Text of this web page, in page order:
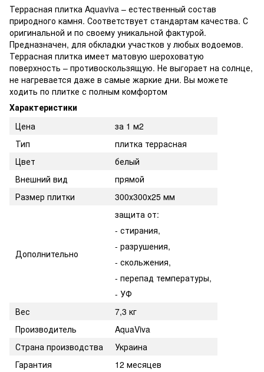
Террасная плитка Aquaviva – естественный состав
природного камня. Соответствует стандартам качества. С
оригинальной и по своему уникальной фактурой.
Предназначен, для обкладки участков у любых водоемов.
Террасная плитка имеет матовую шероховатую
поверхность – противоскользящую. Не выгорает на солнце,
не нагревается даже в самые жаркие дни. Вы можете
ходить по плитке с полным комфортом
Характеристики
Цена
за 1 м2
Тип
плитка террасная
Цвет
белый
Внешний вид
прямой
Размер плитки
300х300х25 мм
Дополнительно
защита от:
- стирания,
- разрушения,
- скольжения,
- перепад температуры,
- УФ
Вес
7,3 кг
Производитель
AquaViva
Страна производства
Украина
Гарантия
12 месяцев